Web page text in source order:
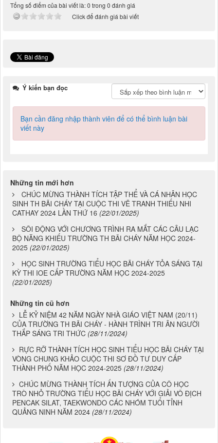
Tổng số điểm của bài viết là: 0 trong 0 đánh giá
Click để đánh giá bài viết
Ý kiến bạn đọc
Bạn cần đăng nhập thành viên để có thể bình luận bài
viết này
Những tin mới hơn
CHÚC MỪNG THÀNH TÍCH TẬP THỂ VÀ CÁ NHÂN HỌC
SINH TH BÃI CHÁY TẠI CUỘC THI VẼ TRANH THIẾU NHI
CATHAY 2024 LẦN THỨ 16 (22/01/2025)
SÔI ĐỘNG VỚI CHƯƠNG TRÌNH RA MẮT CÁC CÂU LẠC
BỘ NĂNG KHIẾU TRƯỜNG TH BÃI CHÁY NĂM HỌC 2024-
2025 (22/01/2025)
HỌC SINH TRƯỜNG TIỂU HỌC BÃI CHÁY TỎA SÁNG TẠI
KỲ THI IOE CẤP TRƯỜNG NĂM HỌC 2024-2025
(22/01/2025)
Những tin cũ hơn
LỄ KỶ NIỆM 42 NĂM NGÀY NHÀ GIÁO VIỆT NAM (20/11)
CỦA TRƯỜNG TH BÃI CHÁY - HÀNH TRÌNH TRI ÂN NGƯỜI
THẮP SÁNG TRI THỨC (28/11/2024)
RỰC RỠ THÀNH TÍCH HỌC SINH TIỂU HỌC BÃI CHÁY TẠI
VÒNG CHUNG KHẢO CUỘC THI SƠ ĐỒ TƯ DUY CẤP
THÀNH PHỐ NĂM HỌC 2024-2025 (28/11/2024)
CHÚC MỪNG THÀNH TÍCH ẤN TƯỢNG CỦA CÔ HỌC
TRÒ NHỎ TRƯỜNG TIỂU HỌC BÃI CHÁY VỚI GIẢI VÔ ĐỊCH
PENCAK SILAT, TAEKWONDO CÁC NHÓM TUỔI TỈNH
QUẢNG NINH NĂM 2024 (28/11/2024)